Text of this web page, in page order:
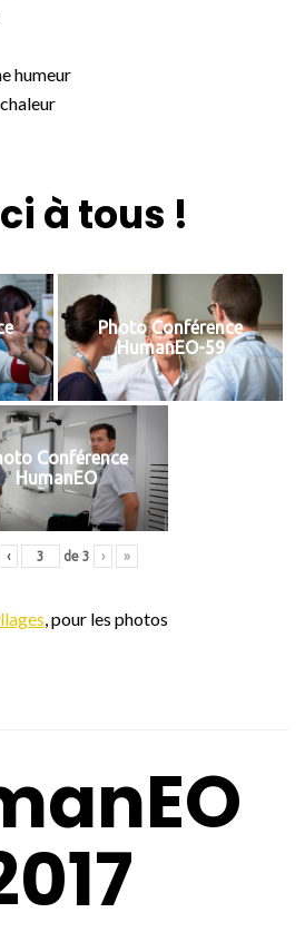
humeur
à tous !
Photo Conférence
HumanEO-59
Conférence
HumanEO
‹ de 3 › »
, pour les photos